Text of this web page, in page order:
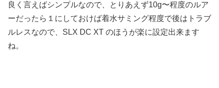
良く言えばシンプルなので、とりあえず10g〜程度のルア
ーだったら１にしておけば着水サミング程度で後はトラブ
ルレスなので、SLX DC XT のほうが楽に設定出来ます
ね。